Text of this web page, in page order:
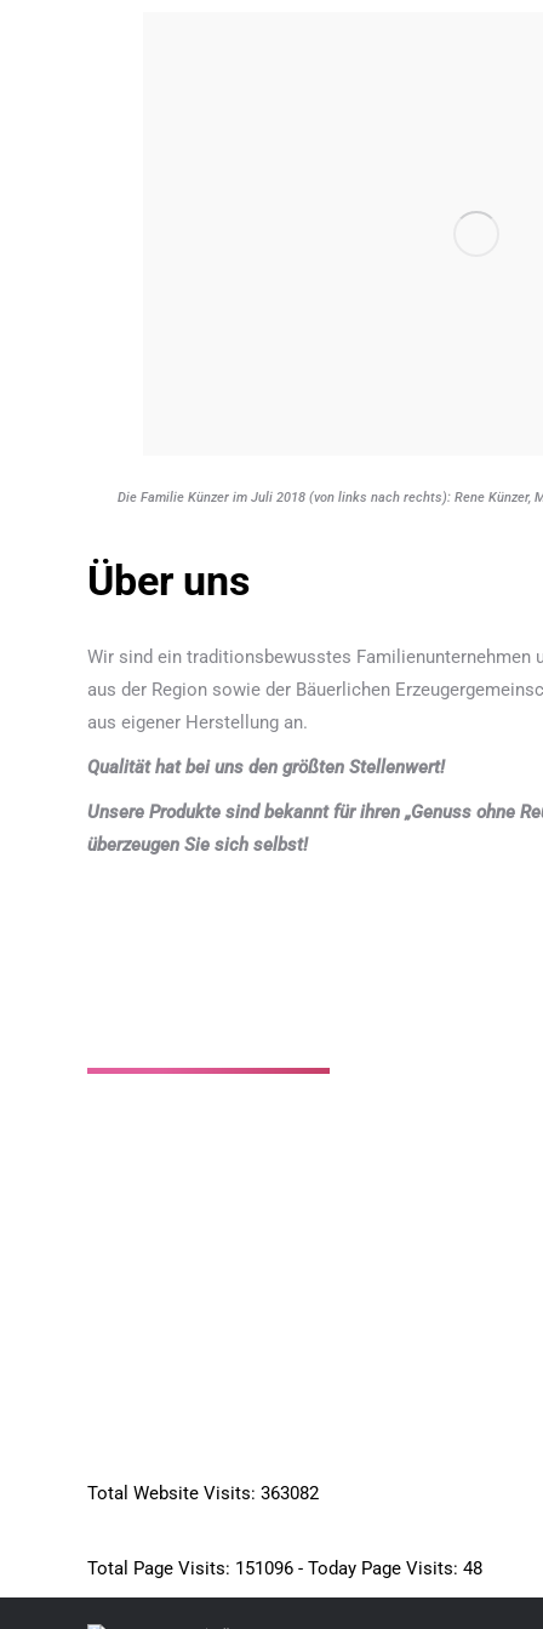
Die Familie Künzer im Juli 2018 (von links nach rechts): Rene Künzer,
Über uns
Wir sind ein traditionsbewusstes Familienunternehmen
aus der Region sowie der Bäuerlichen
aus eigener Herstellung an.
Qualität hat bei uns den größten Stellenwert!
Unsere Produkte sind bekannt für ihren „Genuss ohne
überzeugen Sie sich selbst!
Total Website Visits: 363082
Total Page Visits: 151096 - Today Page Visits: 48